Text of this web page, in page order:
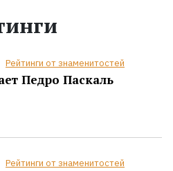
Рейтинги от знаменитостей
Педро Паскаль
Рейтинги от знаменитостей